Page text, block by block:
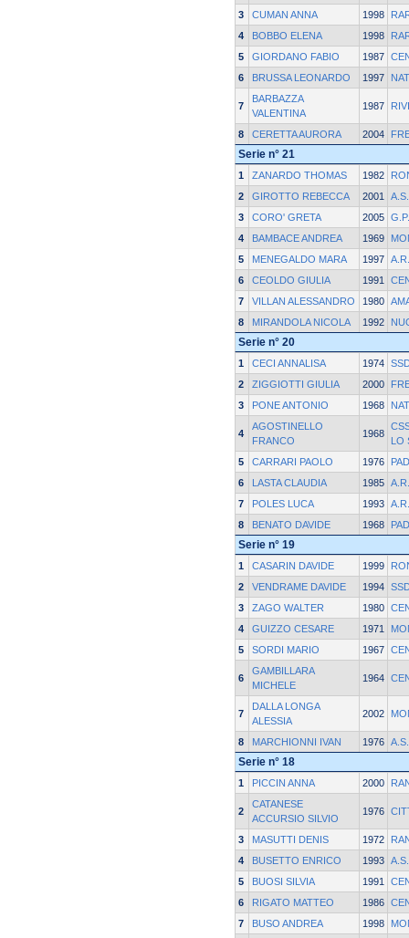
3
CUMAN ANNA 1998
4
BOBBO ELENA 1998
5
GIORDANO FABIO 1987
6
BRUSSA LEONARDO 1997
7
BARBAZZA
VALENTINA
1987
8 CERETTA AURORA 2004
Serie n° 21
1 ZANARDO THOMAS 1982
2
GIROTTO REBECCA 2001
3
CORO' GRETA 2005
4
BAMBACE ANDREA 1969
5
MENEGALDO MARA 1997
6
CEOLDO GIULIA 1991
7
VILLAN ALESSANDRO 1980
8
MIRANDOLA NICOLA 1992
Serie n° 20
1 CECI ANNALISA 1974
2
ZIGGIOTTI GIULIA 2000
3
PONE ANTONIO 1968
4
AGOSTINELLO
FRANCO
1968
LO
5
CARRARI PAOLO 1976
6
LASTA CLAUDIA 1985
7
POLES LUCA 1993
8
BENATO DAVIDE 1968
Serie n° 19
1 CASARIN DAVIDE 1999
2
VENDRAME DAVIDE 1994
3
ZAGO WALTER 1980
4
GUIZZO CESARE 1971
5
SORDI MARIO 1967
6
GAMBILLARA
MICHELE
1964
7
DALLA LONGA
ALESSIA
2002
8 MARCHIONNI IVAN 1976
Serie n° 18
1 PICCIN ANNA 2000
2
CATANESE
ACCURSIO SILVIO
1976
3 MASUTTI DENIS 1972
4
BUSETTO ENRICO 1993
5
BUOSI SILVIA 1991
6
RIGATO MATTEO 1986
7
BUSO ANDREA 1998